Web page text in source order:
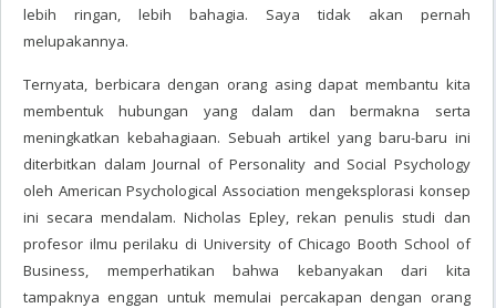
lebih ringan, lebih bahagia. Saya tidak akan pernah
melupakannya.
Ternyata, berbicara dengan orang asing dapat membantu kita
membentuk hubungan yang dalam dan bermakna serta
meningkatkan kebahagiaan. Sebuah artikel yang baru-baru ini
diterbitkan dalam Journal of Personality and Social Psychology
oleh American Psychological Association mengeksplorasi konsep
ini secara mendalam. Nicholas Epley, rekan penulis studi dan
profesor ilmu perilaku di University of Chicago Booth School of
Business, memperhatikan bahwa kebanyakan dari kita
tampaknya enggan untuk memulai percakapan dengan orang